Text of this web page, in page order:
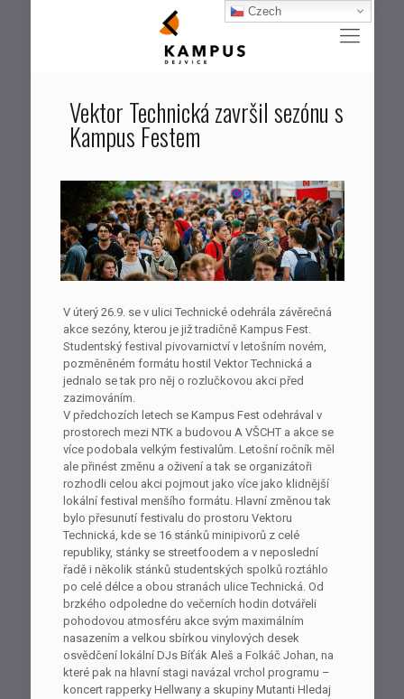
Vektor Technická završil sezónu s
Kampus Festem
V úterý 26.9. se v ulici Technické odehrála závěrečná
akce sezóny, kterou je již tradičně Kampus Fest.
Studentský festival pivovarnictví v letošním novém,
pozměněném formátu hostil Vektor Technická a
jednalo se tak pro něj o rozlučkovou akci před
zazimováním.
V předchozích letech se Kampus Fest odehrával v
prostorech mezi NTK a budovou A VŠCHT a akce se
více podobala velkým festivalům. Letošní ročník měl
ale přinést změnu a oživení a tak se organizátoři
rozhodli celou akci pojmout jako více jako klidnější
lokální festival menšího formátu. Hlavní změnou tak
bylo přesunutí festivalu do prostoru Vektoru
Technická, kde se 16 stánků minipivorů z celé
republiky, stánky se streetfoodem a v neposlední
řadě i několik stánků studentských spolků roztáhlo
po celé délce a obou stranách ulice Technická. Od
brzkého odpoledne do večerních hodin dotvářeli
pohodovou atmosféru akce svým maximálním
nasazením a velkou sbírkou vinylových desek
osvědčení lokální DJs Bíťák Aleš a Folkáč Johan, na
které pak na hlavní stagi navázal vrchol programu –
koncert rapperky Hellwany a skupiny Mutanti Hledaj
Czech